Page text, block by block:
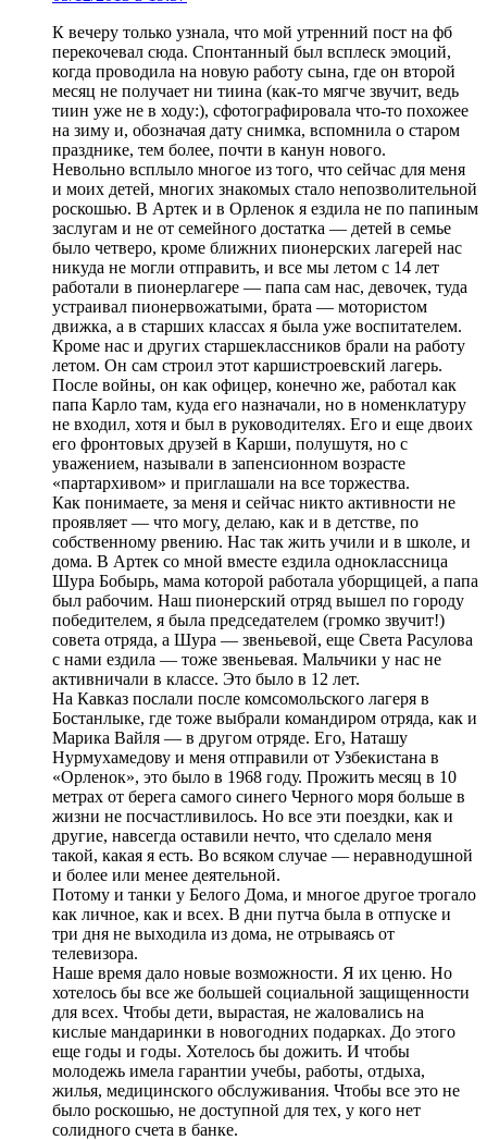
К вечеру только узнала, что мой утренний пост на фб
перекочевал сюда. Спонтанный был всплеск эмоций,
когда проводила на новую работу сына, где он второй
месяц не получает ни тиина (как-то мягче звучит, ведь
тиин уже не в ходу:), сфотографировала что-то похожее
на зиму и, обозначая дату снимка, вспомнила о старом
празднике, тем более, почти в канун нового.
Невольно всплыло многое из того, что сейчас для меня
и моих детей, многих знакомых стало непозволительной
роскошью. В Артек и в Орленок я ездила не по папиным
заслугам и не от семейного достатка — детей в семье
было четверо, кроме ближних пионерских лагерей нас
никуда не могли отправить, и все мы летом с 14 лет
работали в пионерлагере — папа сам нас, девочек, туда
устраивал пионервожатыми, брата — мотористом
движка, а в старших классах я была уже воспитателем.
Кроме нас и других старшеклассников брали на работу
летом. Он сам строил этот каршистроевский лагерь.
После войны, он как офицер, конечно же, работал как
папа Карло там, куда его назначали, но в номенклатуру
не входил, хотя и был в руководителях. Его и еще двоих
его фронтовых друзей в Карши, полушутя, но с
уважением, называли в запенсионном возрасте
«партархивом» и приглашали на все торжества.
Как понимаете, за меня и сейчас никто активности не
проявляет — что могу, делаю, как и в детстве, по
собственному рвению. Нас так жить учили и в школе, и
дома. В Артек со мной вместе ездила одноклассница
Шура Бобырь, мама которой работала уборщицей, а папа
был рабочим. Наш пионерский отряд вышел по городу
победителем, я была председателем (громко звучит!)
совета отряда, а Шура — звеньевой, еще Света Расулова
с нами ездила — тоже звеньевая. Мальчики у нас не
активничали в классе. Это было в 12 лет.
На Кавказ послали после комсомольского лагеря в
Бостанлыке, где тоже выбрали командиром отряда, как и
Марика Вайля — в другом отряде. Его, Наташу
Нурмухамедову и меня отправили от Узбекистана в
«Орленок», это было в 1968 году. Прожить месяц в 10
метрах от берега самого синего Черного моря больше в
жизни не посчастливилось. Но все эти поездки, как и
другие, навсегда оставили нечто, что сделало меня
такой, какая я есть. Во всяком случае — неравнодушной
и более или менее деятельной.
Потому и танки у Белого Дома, и многое другое трогало
как личное, как и всех. В дни путча была в отпуске и
три дня не выходила из дома, не отрываясь от
телевизора.
Наше время дало новые возможности. Я их ценю. Но
хотелось бы все же большей социальной защищенности
для всех. Чтобы дети, вырастая, не жаловались на
кислые мандаринки в новогодних подарках. До этого
еще годы и годы. Хотелось бы дожить. И чтобы
молодежь имела гарантии учебы, работы, отдыха,
жилья, медицинского обслуживания. Чтобы все это не
было роскошью, не доступной для тех, у кого нет
солидного счета в банке.